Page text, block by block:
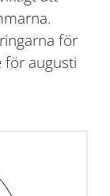
för
för augusti